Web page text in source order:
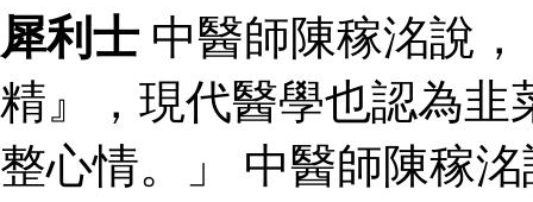
犀利士 中醫師陳稼洺說
精』，現代醫學也認為韭
整心情。」 中醫師陳稼